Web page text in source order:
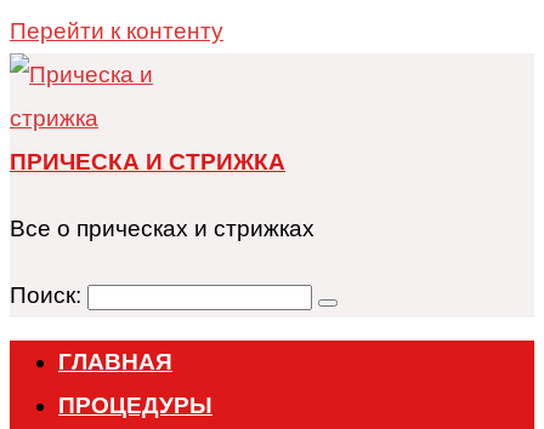
Перейти к контенту
ПРИЧЕСКА И СТРИЖКА
Все о прическах и стрижках
Поиск:
ГЛАВНАЯ
ПРОЦЕДУРЫ